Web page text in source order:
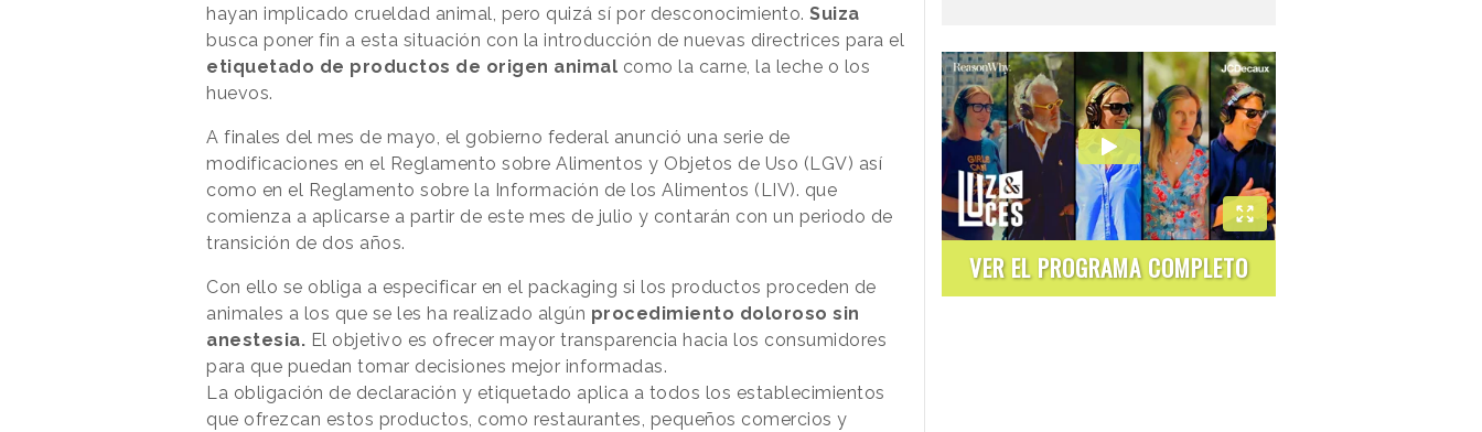
hayan implicado crueldad animal, pero quizá sí por desconocimiento. Suiza
busca poner fin a esta situación con la introducción de nuevas directrices para el
etiquetado de productos de origen animal como la carne, la leche o los
huevos.
A finales del mes de mayo, el gobierno federal anunció una serie de
modificaciones en el Reglamento sobre Alimentos y Objetos de Uso (LGV) así
como en el Reglamento sobre la Información de los Alimentos (LIV). que
comienza a aplicarse a partir de este mes de julio y contarán con un periodo de
transición de dos años.
Con ello se obliga a especificar en el packaging si los productos proceden de
animales a los que se les ha realizado algún procedimiento doloroso sin
anestesia. El objetivo es ofrecer mayor transparencia hacia los consumidores
para que puedan tomar decisiones mejor informadas.
La obligación de declaración y etiquetado aplica a todos los establecimientos
que ofrezcan estos productos, como restaurantes, pequeños comercios y
VER EL PROGRAMA COMPLETO